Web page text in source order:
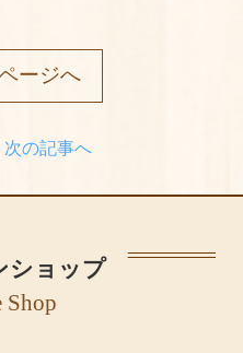
ージへ
次の記事へ
ショップ
Shop